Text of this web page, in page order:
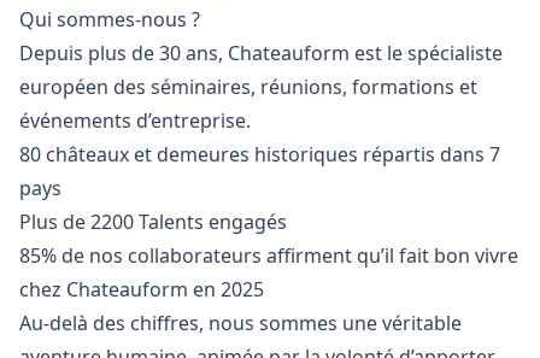
Qui sommes-nous ?
Depuis plus de 30 ans, Chateauform est le spécialiste
européen des séminaires, réunions, formations et
événements d’entreprise.
80 châteaux et demeures historiques répartis dans 7
pays
Plus de 2200 Talents engagés
85% de nos collaborateurs affirment qu’il fait bon vivre
chez Chateauform en 2025
Au-delà des chiffres, nous sommes une véritable